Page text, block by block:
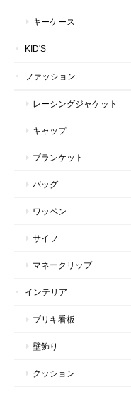
キーケース
KID'S
ファッション
レーシングジャケット
キャップ
ブランケット
バッグ
ワッペン
サイフ
マネークリップ
インテリア
ブリキ看板
壁飾り
クッション